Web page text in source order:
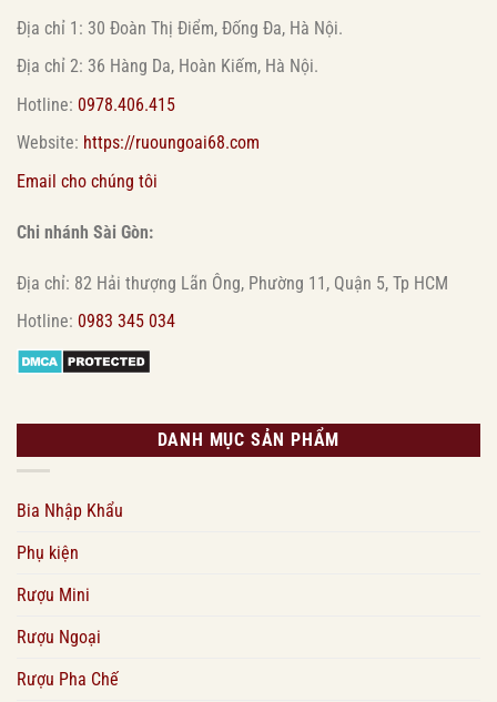
Địa chỉ 1: 30 Đoàn Thị Điểm, Đống Đa, Hà Nội.
Địa chỉ 2: 36 Hàng Da, Hoàn Kiếm, Hà Nội.
Hotline: 0978.406.415
Website: https://ruoungoai68.com
Email cho chúng tôi
Chi nhánh Sài Gòn:
Địa chỉ: 82 Hải thượng Lãn Ông, Phường 11, Quận 5, Tp HCM
Hotline: 0983 345 034
DANH MỤC SẢN PHẨM
Bia Nhập Khẩu
Phụ kiện
Rượu Mini
Rượu Ngoại
Rượu Pha Chế